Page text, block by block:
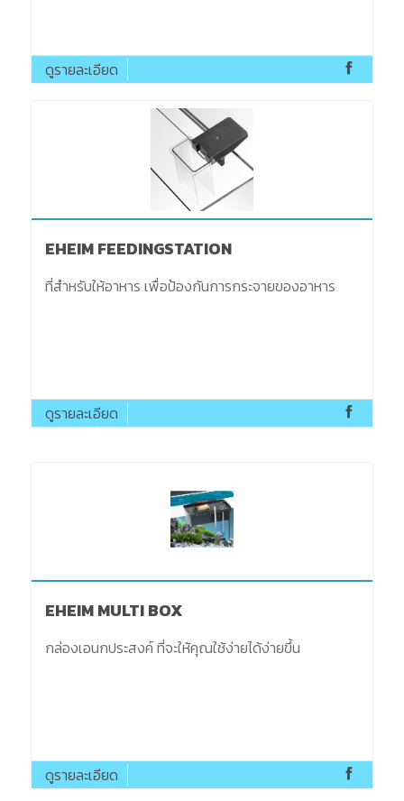
ดูรายละเอียด
EHEIM FEEDINGSTATION
ที่สำหรับให้อาหาร เพื่อป้องกันการกระจายของอาหาร
ดูรายละเอียด
EHEIM MULTI BOX
กล่องเอนกประสงค์ ที่จะให้คุณใช้ง่ายได้ง่ายขึ้น
ดูรายละเอียด